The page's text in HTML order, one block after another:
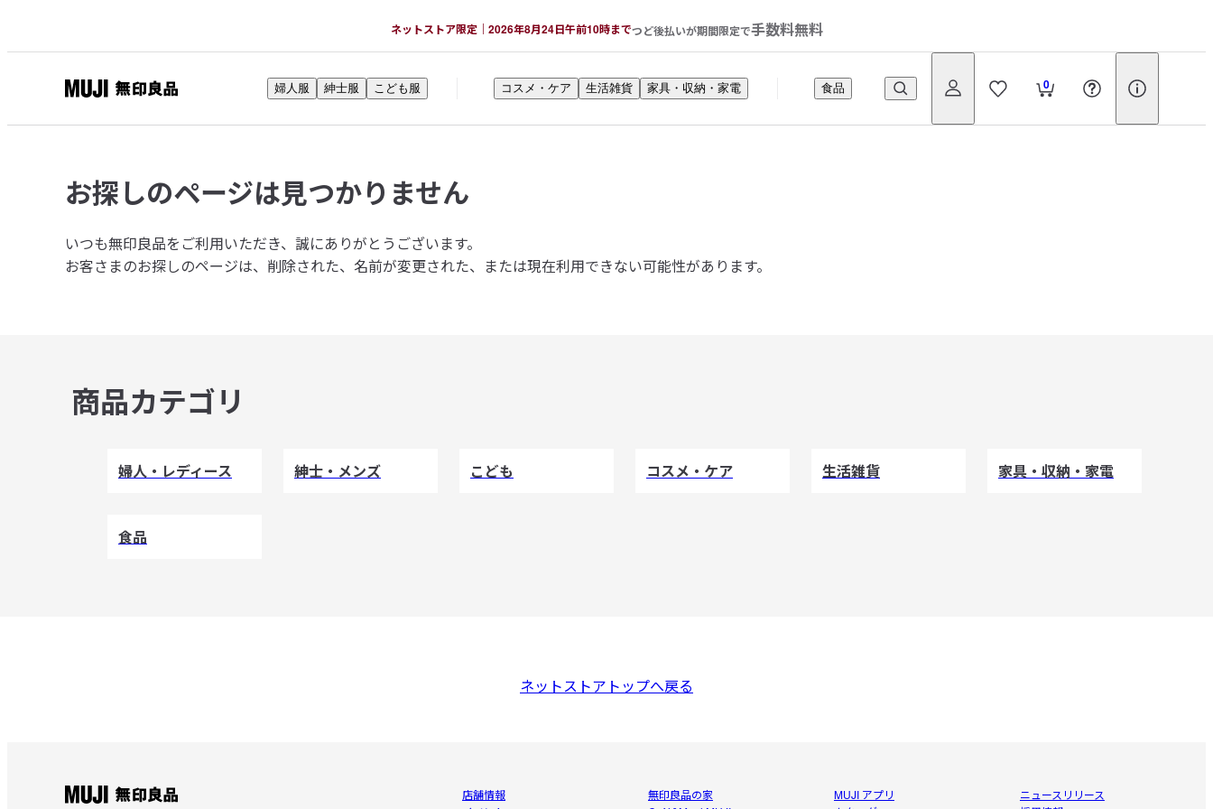
ネットストア限定｜2026年8月24日午前10時までつど後払いが期間限定で手数料無料
印
品
ネ
ト
ス
0
婦人服 紳士服 こども服 コスメ・ケア 生活雑貨 家具・収納・家電 食品
お探しのページは見つかりません
いつも無印良品をご利用いただき、誠にありがとうございます。
お客さまのお探しのページは、削除された、名前が変更された、または現在利用できない可能性があります。
商品カテゴリ
婦人・レディース 紳士・メンズ こども コスメ・ケア 生活雑貨 家具・収納・家電
食品
ネットストアトップへ戻る
店舗情報
無印良品の家
MUJI アプリ
ニュースリリース